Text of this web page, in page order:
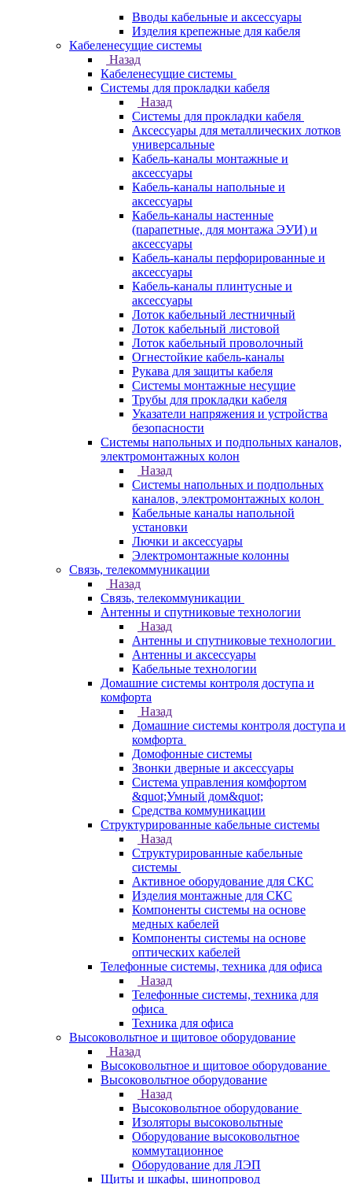
Вводы кабельные и аксессуары
Изделия крепежные для кабеля
Кабеленесущие системы
Назад
Кабеленесущие системы
Системы для прокладки кабеля
Назад
Системы для прокладки кабеля
Аксессуары для металлических лотков
универсальные
Кабель-каналы монтажные и
аксессуары
Кабель-каналы напольные и
аксессуары
Кабель-каналы настенные
(парапетные, для монтажа ЭУИ) и
аксессуары
Кабель-каналы перфорированные и
аксессуары
Кабель-каналы плинтусные и
аксессуары
Лоток кабельный лестничный
Лоток кабельный листовой
Лоток кабельный проволочный
Огнестойкие кабель-каналы
Рукава для защиты кабеля
Системы монтажные несущие
Трубы для прокладки кабеля
Указатели напряжения и устройства
безопасности
Системы напольных и подпольных каналов,
электромонтажных колон
Назад
Системы напольных и подпольных
каналов, электромонтажных колон
Кабельные каналы напольной
установки
Лючки и аксессуары
Электромонтажные колонны
Связь, телекоммуникации
Назад
Связь, телекоммуникации
Антенны и спутниковые технологии
Назад
Антенны и спутниковые технологии
Антенны и аксессуары
Кабельные технологии
Домашние системы контроля доступа и
комфорта
Назад
Домашние системы контроля доступа и
комфорта
Домофонные системы
Звонки дверные и аксессуары
Система управления комфортом
&quot;Умный дом&quot;
Средства коммуникации
Структурированные кабельные системы
Назад
Структурированные кабельные
системы
Активное оборудование для СКС
Изделия монтажные для СКС
Компоненты системы на основе
медных кабелей
Компоненты системы на основе
оптических кабелей
Телефонные системы, техника для офиса
Назад
Телефонные системы, техника для
офиса
Техника для офиса
Высоковольтное и щитовое оборудование
Назад
Высоковольтное и щитовое оборудование
Высоковольтное оборудование
Назад
Высоковольтное оборудование
Изоляторы высоковольтные
Оборудование высоковольтное
коммутационное
Оборудование для ЛЭП
Щиты и шкафы, шинопровод